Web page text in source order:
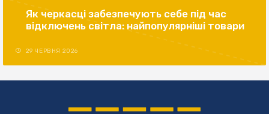
Як черкасці забезпечують себе під час
відключень світла: найпопулярніші товари
29 ЧЕРВНЯ 2026